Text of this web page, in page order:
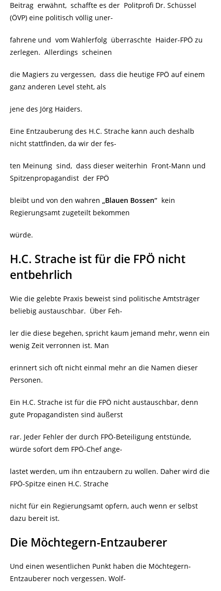
Beitrag erwähnt, schaffte es der Politprofi Dr. Schüssel
(ÖVP) eine politisch völlig uner-
fahrene und vom Wahlerfolg überraschte Haider-FPÖ zu
zerlegen. Allerdings scheinen
die Magiers zu vergessen, dass die heutige FPÖ auf einem
ganz anderen Level steht, als
jene des Jörg Haiders.
Eine Entzauberung des H.C. Strache kann auch deshalb
nicht stattfinden, da wir der fes-
ten Meinung sind, dass dieser weiterhin Front-Mann und
Spitzenpropagandist der FPÖ
bleibt und von den wahren „Blauen Bossen“ kein
Regierungsamt zugeteilt bekommen
würde.
H.C. Strache ist für die FPÖ nicht
entbehrlich
Wie die gelebte Praxis beweist sind politische Amtsträger
beliebig austauschbar. Über Feh-
ler die diese begehen, spricht kaum jemand mehr, wenn ein
wenig Zeit verronnen ist. Man
erinnert sich oft nicht einmal mehr an die Namen dieser
Personen.
Ein H.C. Strache ist für die FPÖ nicht austauschbar, denn
gute Propagandisten sind äußerst
rar. Jeder Fehler der durch FPÖ-Beteiligung entstünde,
würde sofort dem FPÖ-Chef ange-
lastet werden, um ihn entzaubern zu wollen. Daher wird die
FPÖ-Spitze einen H.C. Strache
nicht für ein Regierungsamt opfern, auch wenn er selbst
dazu bereit ist.
Die Möchtegern-Entzauberer
Und einen wesentlichen Punkt haben die Möchtegern-
Entzauberer noch vergessen. Wolf-